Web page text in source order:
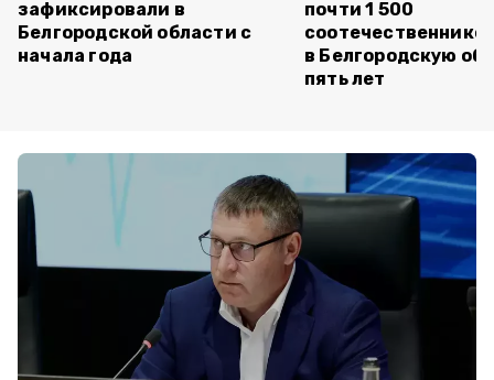
зафиксировали в
Белгородской области с
начала года
почти 1 500
в Белгородскую
пять лет